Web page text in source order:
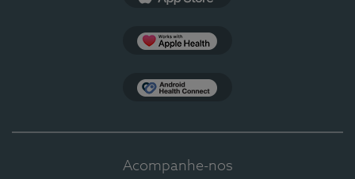
Acompanhe-nos